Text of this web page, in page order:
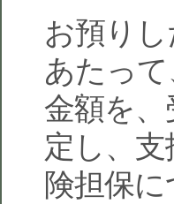
お預り
あたっ
金額を
定し、
険担保